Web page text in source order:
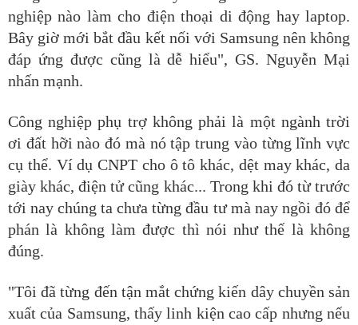
nghiệp nào làm cho điện thoại di động hay laptop.
Bây giờ mới bắt đầu kết nối với Samsung nên không
đáp ứng được cũng là dễ hiểu", GS. Nguyễn Mại
nhấn mạnh.
Công nghiệp phụ trợ không phải là một ngành trời
ơi đất hỡi nào đó mà nó tập trung vào từng lĩnh vực
cụ thể. Ví dụ CNPT cho ô tô khác, dệt may khác, da
giày khác, điện tử cũng khác... Trong khi đó từ trước
tới nay chúng ta chưa từng đầu tư mà nay ngồi đó để
phán là không làm được thì nói như thế là không
đúng.
"Tôi đã từng đến tận mắt chứng kiến dây chuyền sản
xuất của Samsung, thấy linh kiện cao cấp nhưng nếu